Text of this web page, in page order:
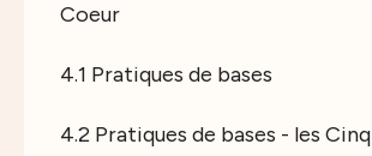
Coeur
4.1 Pratiques de bases
4.2 Pratiques de bases - les Cinq